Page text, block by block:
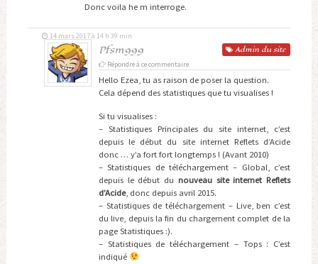
Donc voila he m interroge.
Pfsm999 Admin du site
14 mars 2017 à 14 h 39 min
Répondre à ce commentaire
Hello Ezea, tu as raison de poser la question.
Cela dépend des statistiques que tu visualises !
Si tu visualises :
– Statistiques Principales du site internet, c’est
depuis le début du site internet Reflets d’Acide
donc … y’a fort fort longtemps ! (Avant 2010)
– Statistiques de téléchargement – Global, c’est
depuis le début du nouveau site internet Reflets
d’Acide, donc depuis avril 2015.
– Statistiques de téléchargement – Live, ben c’est
du live, depuis la fin du chargement complet de la
page Statistiques :).
– Statistiques de téléchargement – Tops : C’est
indiqué